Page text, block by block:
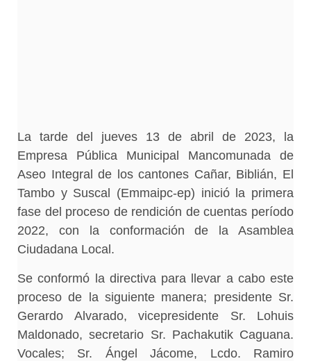
La tarde del jueves 13 de abril de 2023, la
Empresa Pública Municipal Mancomunada de
Aseo Integral de los cantones Cañar, Biblián, El
Tambo y Suscal (Emmaipc-ep) inició la primera
fase del proceso de rendición de cuentas período
2022, con la conformación de la Asamblea
Ciudadana Local.
Se conformó la directiva para llevar a cabo este
proceso de la siguiente manera; presidente Sr.
Gerardo Alvarado, vicepresidente Sr. Lohuis
Maldonado, secretario Sr. Pachakutik Caguana.
Vocales; Sr. Ángel Jácome, Lcdo. Ramiro